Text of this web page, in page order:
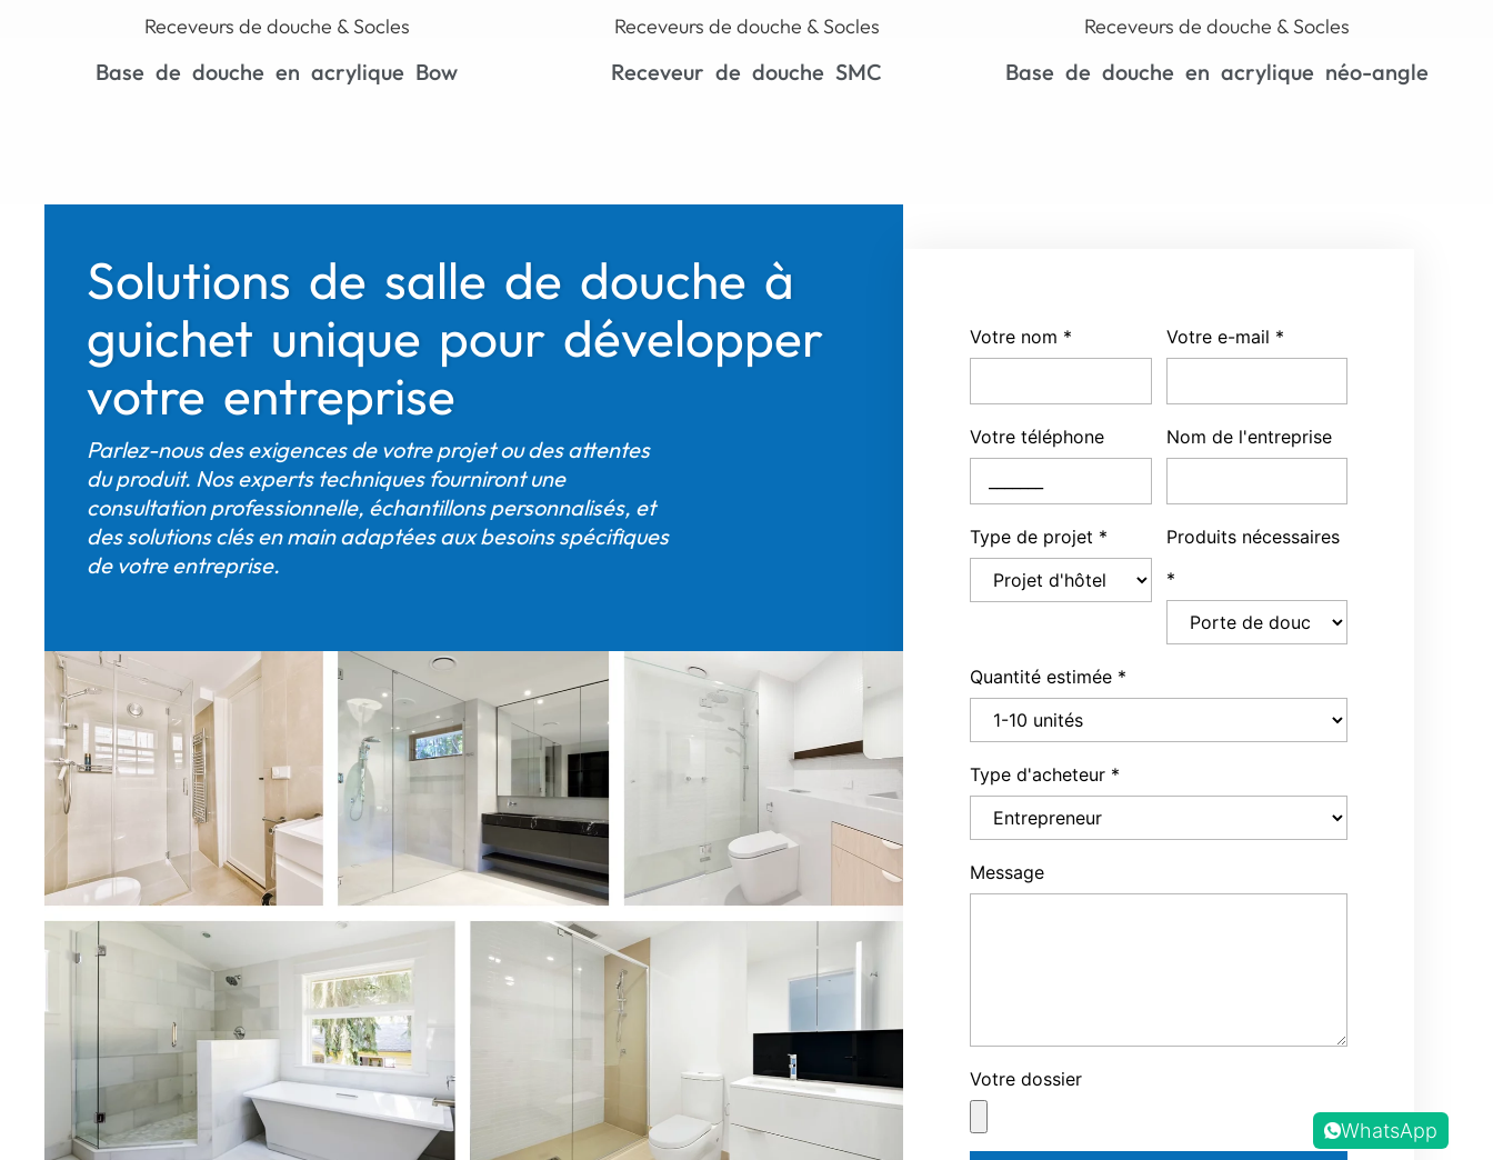
Receveurs de douche & Socles
Receveur de douche SMC
Receveurs de douche & Socles
Base de douche en acrylique néo-angle
Receveurs de douche & Socles
Base de douche carrée en acrylique
Solutions de salle de douche à
guichet unique pour développer
votre entreprise
Parlez-nous des exigences de votre projet ou des attentes
du produit. Nos experts techniques fourniront une
consultation professionnelle, échantillons personnalisés, et
des solutions clés en main adaptées aux besoins spécifiques
de votre entreprise.
Votre nom * Votre e-mail *
Votre téléphone Nom de l'entreprise
Type de projet *
Produits nécessaires
*
Quantité estimée *
Type d'acheteur *
Message
Votre dossier
WhatsApp